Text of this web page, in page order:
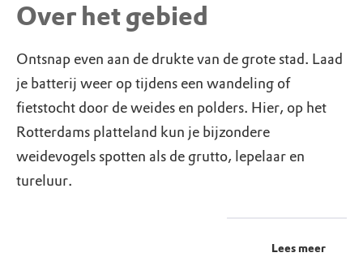
Over het gebied
Ontsnap even aan de drukte van de grote stad. Laad
je batterij weer op tijdens een wandeling of
fietstocht door de weides en polders. Hier, op het
Rotterdams platteland kun je bijzondere
weidevogels spotten als de grutto, lepelaar en
tureluur.
Lees meer